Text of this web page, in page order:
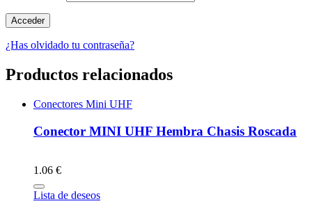
¿Has olvidado tu contraseña?
Productos relacionados
Conectores Mini UHF
Conector MINI UHF Hembra Chasis Roscada
1.06 €
Lista de deseos